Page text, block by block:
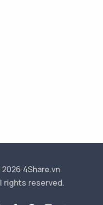
4Share.vn
rights reserved.